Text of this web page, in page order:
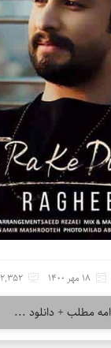
18 مهر 1400 2,352
مطلب + دانلود ...